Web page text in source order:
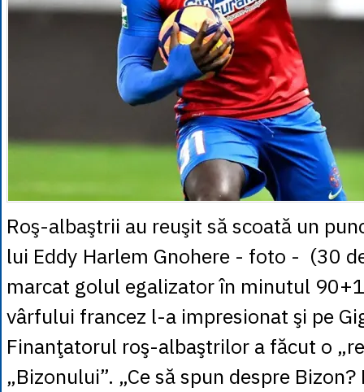
Roş-albaştrii au reuşit să scoată un
lui Eddy Harlem Gnohere - foto - (30
marcat golul egalizator în minutul
vârfului francez l-a impresionat şi pe
Finanţatorul roş-albaştrilor a făcut o
„Bizonului”. „Ce să spun despre